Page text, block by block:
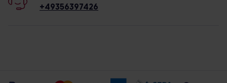
+49356397426